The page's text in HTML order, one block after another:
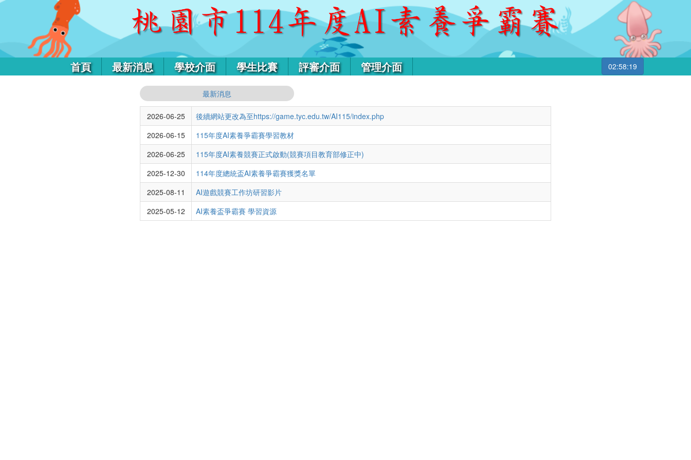
首頁 最新消息 學校介面 學生比賽 評審介面 管理介面 02:58:19
最新消息
2026-06-25
後續網站更改為至https://game.tyc.edu.tw/AI115/index.php
2026-06-15
115年度AI素養爭霸賽學習教材
2026-06-25
115年度AI素養競賽正式啟動(競賽項目教育部修正中)
2025-12-30
114年度總統盃AI素養爭霸賽獲獎名單
2025-08-11
AI遊戲競賽工作坊研習影片
2025-05-12
AI素養盃爭霸賽 學習資源